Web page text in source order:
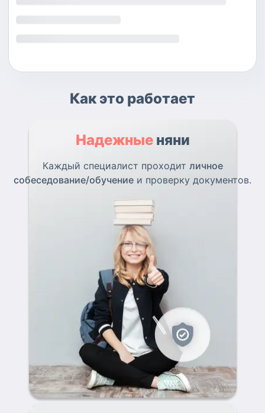
Как это работает
Надежные няни
Каждый специалист проходит личное
собеседование/обучение и проверку документов.